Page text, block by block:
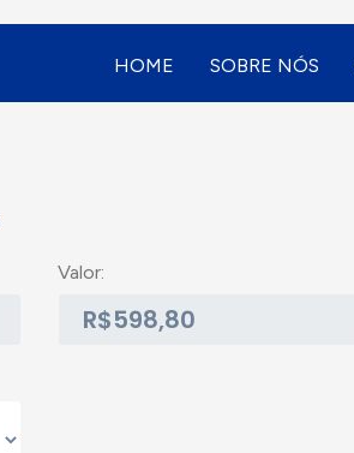
HOME SOBRE NÓS
Valor: